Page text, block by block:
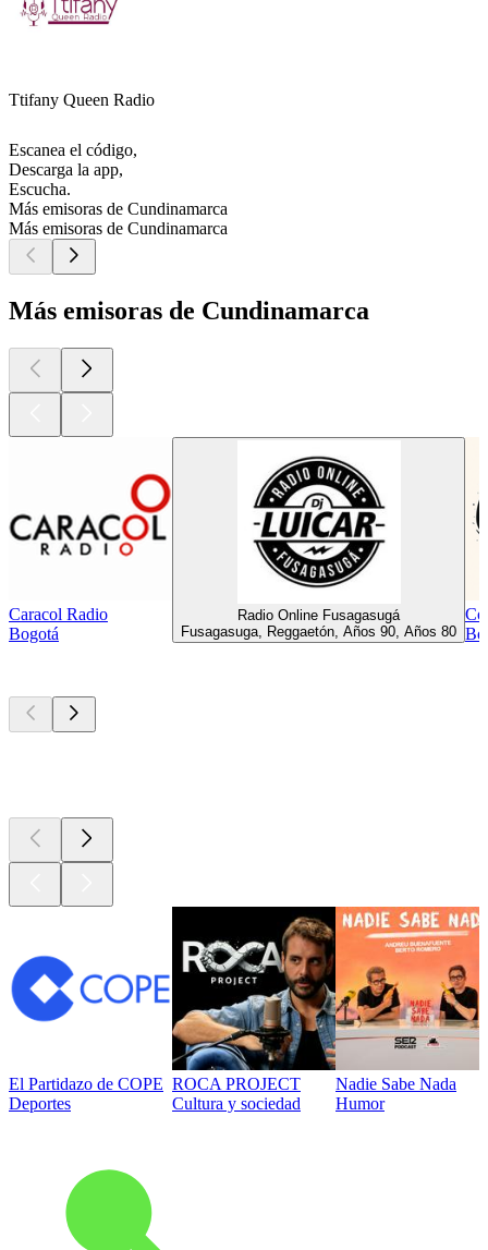
Ttifany Queen Radio
Escanea el código,
Descarga la app,
Escucha.
Más emisoras de Cundinamarca
Más emisoras de Cundinamarca
Más emisoras de Cundinamarca
Caracol Radio
Bogotá
Radio Online Fusagasugá
Fusagasuga, Reggaetón, Años 90, Años 80
El Partidazo de COPE
Deportes
ROCA PROJECT
Cultura y sociedad
Nadie Sabe Nada
Humor